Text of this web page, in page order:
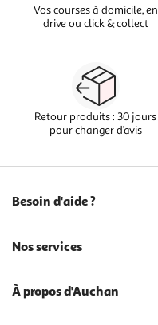
Vos courses à domicile, en
drive ou click & collect
Retour produits : 30 jours
pour changer d’avis
Besoin d'aide ?
Nos services
À propos d'Auchan